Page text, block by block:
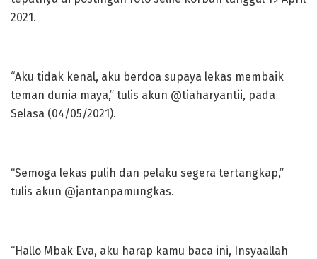
2021.
“Aku tidak kenal, aku berdoa supaya lekas membaik
teman dunia maya,” tulis akun @tiaharyantii, pada
Selasa (04/05/2021).
“Semoga lekas pulih dan pelaku segera tertangkap,”
tulis akun @jantanpamungkas.
“Hallo Mbak Eva, aku harap kamu baca ini, Insyaallah